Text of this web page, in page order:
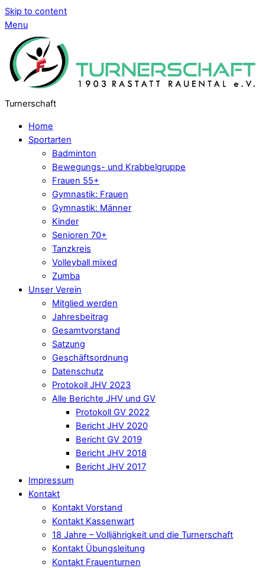
Skip to content
Menu
Turnerschaft
Home
Sportarten
Badminton
Bewegungs- und Krabbelgruppe
Frauen 55+
Gymnastik: Frauen
Gymnastik: Männer
Kinder
Senioren 70+
Tanzkreis
Volleyball mixed
Zumba
Unser Verein
Mitglied werden
Jahresbeitrag
Gesamtvorstand
Satzung
Geschäftsordnung
Datenschutz
Protokoll JHV 2023
Alle Berichte JHV und GV
Protokoll GV 2022
Bericht JHV 2020
Bericht GV 2019
Bericht JHV 2018
Bericht JHV 2017
Impressum
Kontakt
Kontakt Vorstand
Kontakt Kassenwart
18 Jahre – Volljährigkeit und die Turnerschaft
Kontakt Übungsleitung
Kontakt Frauenturnen